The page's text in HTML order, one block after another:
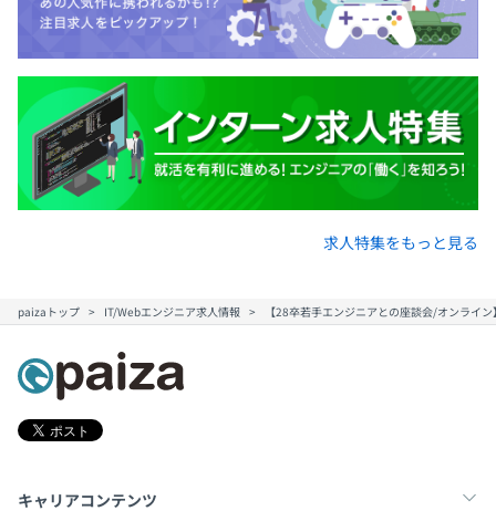
求人特集をもっと見る
paizaトップ IT/Webエンジニア求人情報 【28卒若手エンジニアとの座談会/オンライ
キャリアコンテンツ